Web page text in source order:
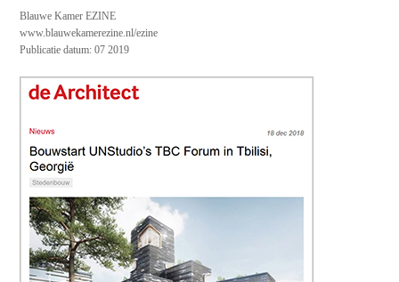
Blauwe Kamer EZINE
www.blauwekamerezine.nl/ezine
Publicatie datum: 07 2019